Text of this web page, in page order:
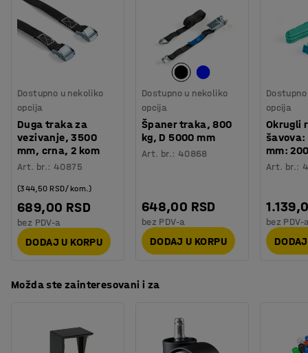
rukovanje materijalom držeći robu na svom mestu na
platformi.
Podupirače za podršku možete koristiti i kao ručke.
Kolica su napravljena od plastificiranog metala sa
pocinkovanom platformom za utovar. Opremljen je sa
dva fiksna točka i dva okretna točka.
Točak: bez kočnica
Tip točka
2 fiksna točka, 2 okretna točka
Tip gume: Tvrda guma
Dimenzije otvora
mm
Preporučen broj osoba potrebnih za montažu
Orijentaciono vreme potrebno za montažu:
Težina
Montaža: Potrebno je sklapanje
Dostupno u nekoliko
opcija
Duga traka za
vezivanje, 3500
mm, crna, 2 kom
Art. br.: 40875
689,00 RSD
(344,50 RSD/kom.)
bez PDV-a
DODAJ U KORPU
Dostupno u nekoliko
opcija
Španer traka, 800
kg, D 5000 mm
Art. br.: 40868
648,00 RSD
bez PDV-a
DODAJ U KORPU
opcija
Okrugli
šavova:
mm:
Art. br.:
bez PDV-
Možda ste zainteresovani i za